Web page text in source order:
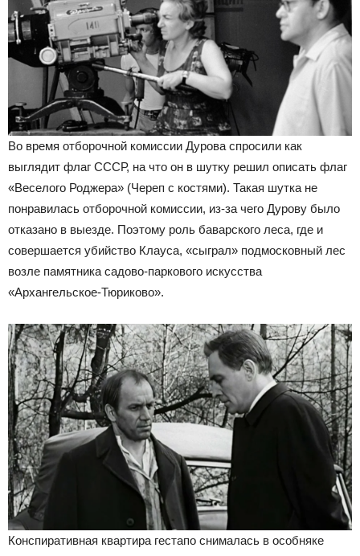
Во время отборочной комиссии Дурова спросили как
выглядит флаг СССР, на что он в шутку решил описать флаг
«Веселого Роджера» (Череп с костями). Такая шутка не
понравилась отборочной комиссии, из-за чего Дурову было
отказано в выезде. Поэтому роль баварского леса, где и
совершается убийство Клауса, «сыграл» подмосковный лес
возле памятника садово-паркового искусства
«Архангельское-Тюриково».
Конспиративная квартира гестапо снималась в особняке